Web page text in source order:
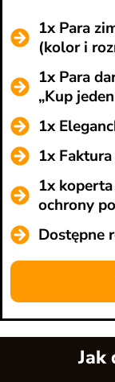
1x Para
(kolor i
1x Para
„Kup
1x
1x
1x
ochrony
Dostępne
Jak